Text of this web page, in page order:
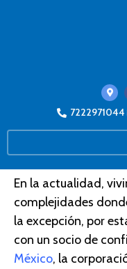
7222971044
agencia
En la actualidad,
complejidades d
la excepción, por
con un socio de
México, la